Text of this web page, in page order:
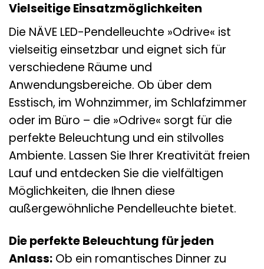
Vielseitige Einsatzmöglichkeiten
Die NÄVE LED-Pendelleuchte »Odrive« ist
vielseitig einsetzbar und eignet sich für
verschiedene Räume und
Anwendungsbereiche. Ob über dem
Esstisch, im Wohnzimmer, im Schlafzimmer
oder im Büro – die »Odrive« sorgt für die
perfekte Beleuchtung und ein stilvolles
Ambiente. Lassen Sie Ihrer Kreativität freien
Lauf und entdecken Sie die vielfältigen
Möglichkeiten, die Ihnen diese
außergewöhnliche Pendelleuchte bietet.
Die perfekte Beleuchtung für jeden
Anlass: Ob ein romantisches Dinner zu